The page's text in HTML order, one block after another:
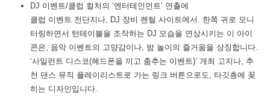
DJ 이벤트/클럽 컬처의 ‘엔터테인먼트’ 연출에
클럽 이벤트 전단지나, DJ 장비 렌털 사이트에서. 한쪽 귀로 모니
터링하면서 턴테이블을 조작하는 DJ 모습을 연상시키는 이 아이
콘은, 음악 이벤트의 고양감이나, 밤 놀이의 즐거움을 상징합니다.
‘사일런트 디스코(헤드폰을 끼고 춤추는 이벤트)’ 개최 고지나, 추
천 댄스 뮤직 플레이리스트로 가는 링크 버튼으로도, 타깃층에 꽂
히는 디자인입니다.